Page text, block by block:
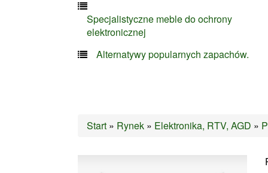
Specjalistyczne meble do ochrony
elektronicznej
Alternatywy popularnych zapachów.
Start » Rynek » Elektronika, RTV, AGD »